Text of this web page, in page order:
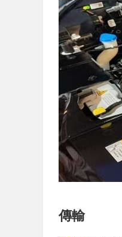
傳輸